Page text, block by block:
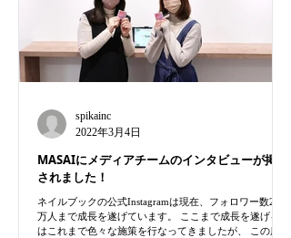
MASAIにメディアチームのインタビューが掲載
されました！
ネイルブックの公式Instagramは現在、フォロワー数29.8
万人まで成長を遂げています。 ここまで成長を遂げるに
はこれまで色々な施策を行なってきましたが、 この度
spikainc
2022年3月4日